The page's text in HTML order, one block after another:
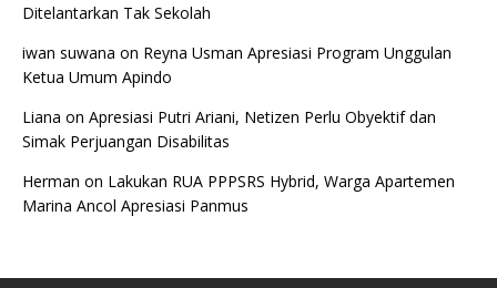
Ditelantarkan Tak Sekolah
iwan suwana on Reyna Usman Apresiasi Program Unggulan
Ketua Umum Apindo
Liana on Apresiasi Putri Ariani, Netizen Perlu Obyektif dan
Simak Perjuangan Disabilitas
Herman on Lakukan RUA PPPSRS Hybrid, Warga Apartemen
Marina Ancol Apresiasi Panmus